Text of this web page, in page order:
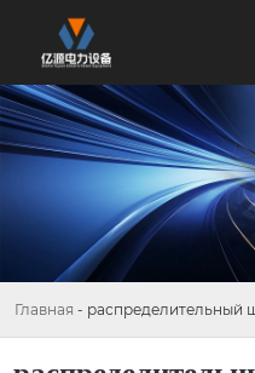
Главная - распределительный